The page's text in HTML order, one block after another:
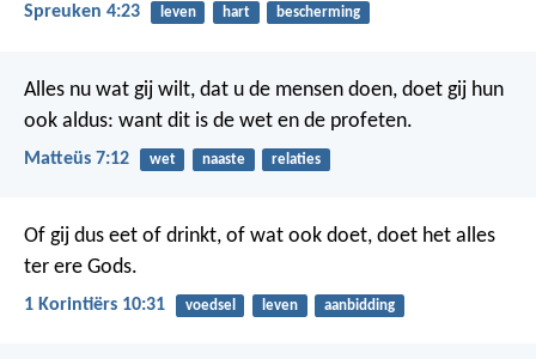
Spreuken 4:23 leven hart bescherming
Alles nu wat gij wilt, dat u de mensen doen, doet gij hun
ook aldus: want dit is de wet en de profeten.
Matteüs 7:12 wet naaste relaties
Of gij dus eet of drinkt, of wat ook doet, doet het alles
ter ere Gods.
1 Korintiërs 10:31 voedsel leven aanbidding